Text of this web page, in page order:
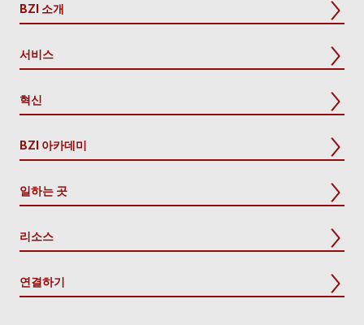
BZI 소개
서비스
혁신
BZI 아카데미
일하는 곳
리소스
연결하기